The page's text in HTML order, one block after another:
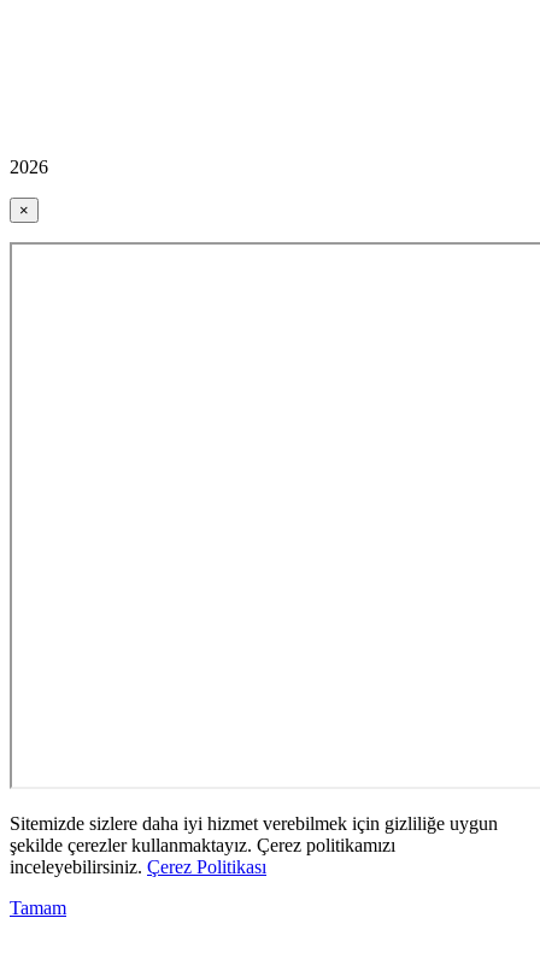
2026
×
Sitemizde sizlere daha iyi hizmet verebilmek için gizliliğe uygun
şekilde çerezler kullanmaktayız. Çerez politikamızı
inceleyebilirsiniz. Çerez Politikası
Tamam